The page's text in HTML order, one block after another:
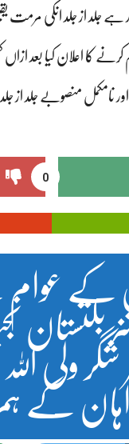
ہے جلد از جلد انکی
کا اعلان کیا بعد ازاں
نامکمل منصوبے جلد
0
کے
بلتستان
شگر ولی
کے